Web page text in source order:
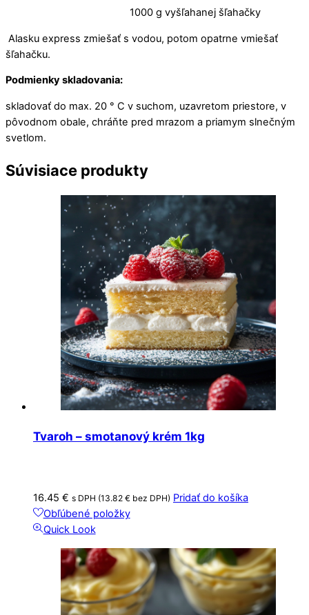
1000 g vyšľahanej šľahačky
Alasku express zmiešať s vodou, potom opatrne vmiešať
šľahačku.
Podmienky skladovania:
skladovať do max. 20 ° C v suchom, uzavretom priestore, v
pôvodnom obale, chráňte pred mrazom a priamym slnečným
svetlom.
Súvisiace produkty
Tvaroh – smotanový krém 1kg
16.45 € s DPH (13.82 € bez DPH) Pridať do košíka
Obľúbené položky
Quick Look